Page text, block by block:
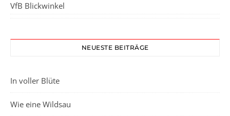
VfB Blickwinkel
NEUESTE BEITRÄGE
In voller Blüte
Wie eine Wildsau